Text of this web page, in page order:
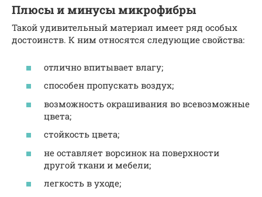
Плюсы и минусы микрофибры
Такой удивительный материал имеет ряд особых
достоинств. К ним относятся следующие свойства:
отлично впитывает влагу;
способен пропускать воздух;
возможность окрашивания во всевозможные
цвета;
стойкость цвета;
не оставляет ворсинок на поверхности
другой ткани и мебели;
легкость в уходе;